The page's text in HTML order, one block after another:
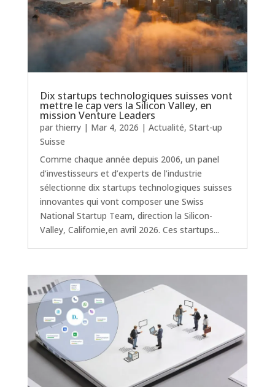
Dix startups technologiques suisses vont
mettre le cap vers la Silicon Valley, en
mission Venture Leaders
par thierry| Mar 4, 2026 | Actualité, Start-up
Suisse
Comme chaque année depuis 2006, un panel
d’investisseurs et d’experts de l’industrie
sélectionne dix startups technologiques suisses
innovantes qui vont composer une Swiss
National Startup Team, direction la Silicon-
Valley, Californie,en avril 2026. Ces startups...